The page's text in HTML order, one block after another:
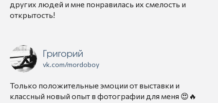
других людей и мне понравилась их смелость и
открытость!
Григорий
vk.com/mordoboy
Только положительные эмоции от выставки и
классный новый опыт в фотографии для меня 😍🔥